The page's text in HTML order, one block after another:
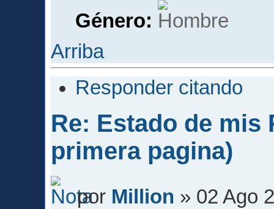
Género:
Arriba
Responder citando
Re: Estado de mis
primera pagina)
por Million » 02 Ago